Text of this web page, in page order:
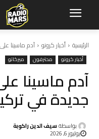
الرئيسية أخبار كرونو آدم ماسينا
أخبار كرونو محترفون ميركاتو
آدم ماسينا
جديدة في
بواسطةسيف الدين راكوبة
يوليوز 6, 2026